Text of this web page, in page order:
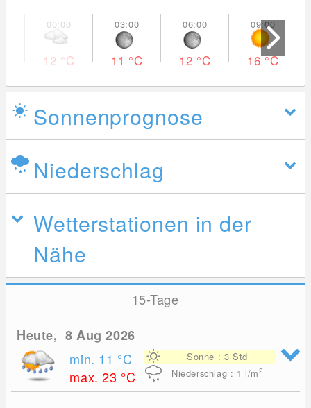
12 °C 11 °C 12 °C 16°C
Sonnenprognose
Niederschlag
Wetterstationen in der
Nähe
15-Tage
Heute, 8 Aug 2026
min. 11 °C
max. 23 °C
Sonne : 3 Std
Niederschlag : 1 l/m2